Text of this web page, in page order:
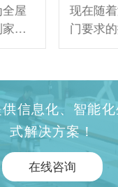
屋
具
级
设
具
生产
六面
础
现在随
门要求
越多的
备。对
需要定
以延长
其中，更
滑油是重
节之一，
信息化、智能
式解决方案！
在线咨询